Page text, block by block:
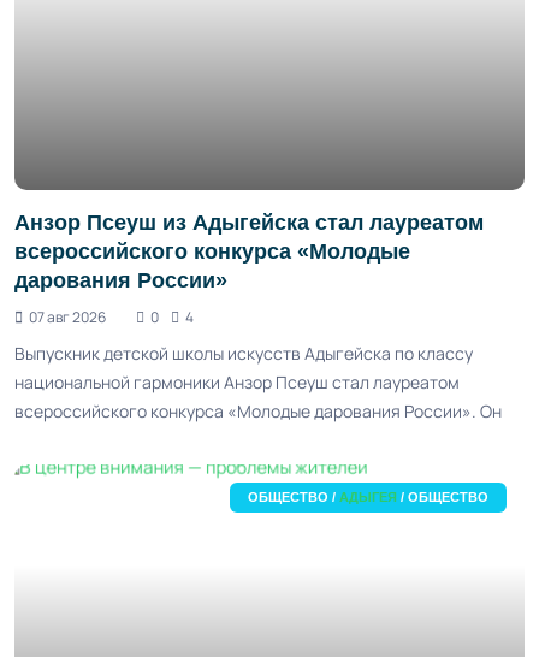
Анзор Псеуш из Адыгейска стал лауреатом
всероссийского конкурса «Молодые
дарования России»
07 авг 2026 0 4
Выпускник детской школы искусств Адыгейска по классу
национальной гармоники Анзор Псеуш стал лауреатом
всероссийского конкурса «Молодые дарования России». Он
ОБЩЕСТВО / АДЫГЕЯ / ОБЩЕСТВО